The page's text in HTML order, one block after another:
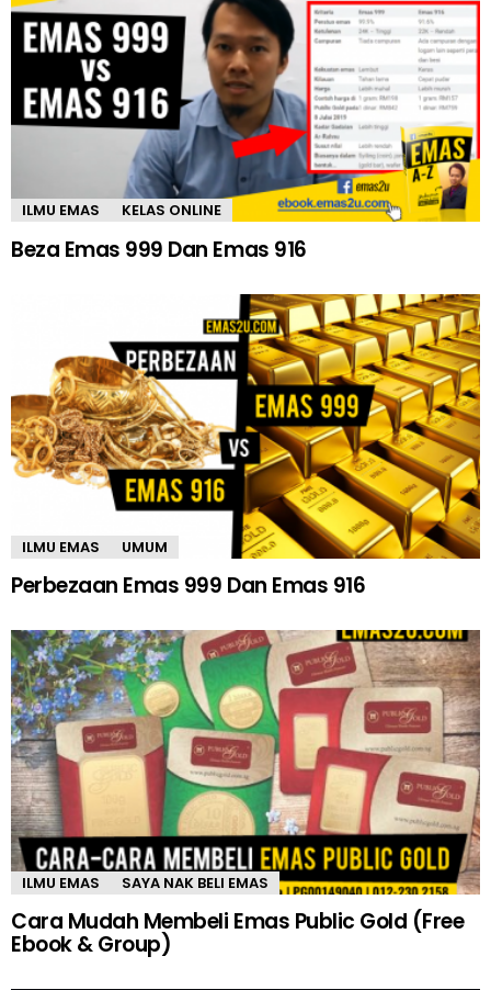
ILMU EMAS KELAS ONLINE
Beza Emas 999 Dan Emas 916
ILMU EMAS UMUM
Perbezaan Emas 999 Dan Emas 916
ILMU EMAS SAYA NAK BELI EMAS
Cara Mudah Membeli Emas Public Gold (Free
Ebook & Group)